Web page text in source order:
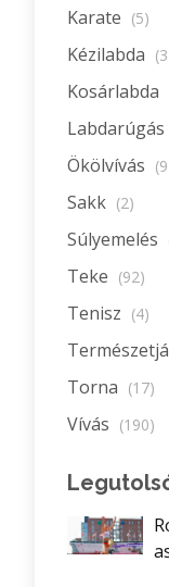
Karate (5)
Kézilabda
Kosárlabda
Labdarúgás
Ökölvívás
Sakk (2)
Súlyemelés
Teke (92)
Tenisz (4)
Torna (17)
Vívás (190)